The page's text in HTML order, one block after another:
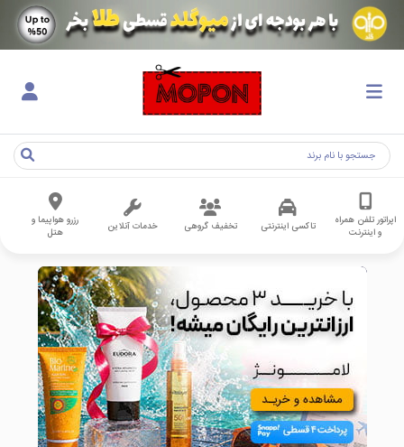
اپراتور تلفن همراه
و اینترنت
تاکسی اینترنتی تخفیف گروهی خدمات آنلاین
رزرو هواپیما و
هتل